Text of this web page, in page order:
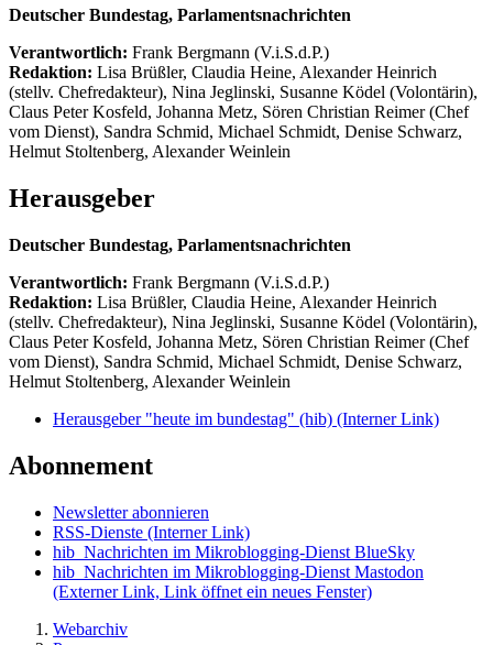
Deutscher Bundestag, Parlamentsnachrichten
Verantwortlich: Frank Bergmann (V.i.S.d.P.)
Redaktion: Lisa Brüßler, Claudia Heine, Alexander Heinrich
(stellv. Chefredakteur), Nina Jeglinski, Susanne Ködel (Volontärin),
Claus Peter Kosfeld, Johanna Metz, Sören Christian Reimer (Chef
vom Dienst), Sandra Schmid, Michael Schmidt, Denise Schwarz,
Helmut Stoltenberg, Alexander Weinlein
Herausgeber
Deutscher Bundestag, Parlamentsnachrichten
Verantwortlich: Frank Bergmann (V.i.S.d.P.)
Redaktion: Lisa Brüßler, Claudia Heine, Alexander Heinrich
(stellv. Chefredakteur), Nina Jeglinski, Susanne Ködel (Volontärin),
Claus Peter Kosfeld, Johanna Metz, Sören Christian Reimer (Chef
vom Dienst), Sandra Schmid, Michael Schmidt, Denise Schwarz,
Helmut Stoltenberg, Alexander Weinlein
Herausgeber "heute im bundestag" (hib) (Interner Link)
Abonnement
Newsletter abonnieren
RSS-Dienste (Interner Link)
hib_Nachrichten im Mikroblogging-Dienst BlueSky
hib_Nachrichten im Mikroblogging-Dienst Mastodon
(Externer Link, Link öffnet ein neues Fenster)
Webarchiv